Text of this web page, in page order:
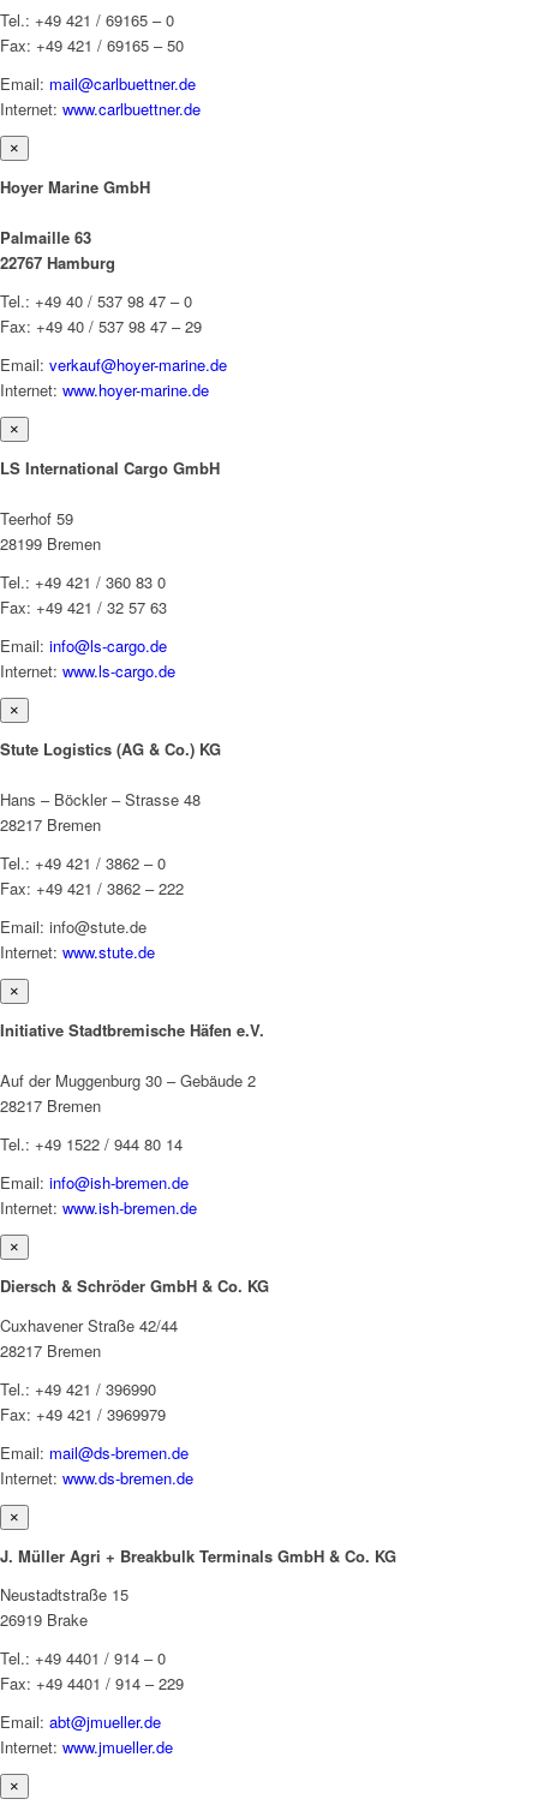
Tel.: +49 421 / 69165 – 0
Fax: +49 421 / 69165 – 50
Email: mail@carlbuettner.de
Internet: www.carlbuettner.de
×
Hoyer Marine GmbH
Palmaille 63
22767 Hamburg
Tel.: +49 40 / 537 98 47 – 0
Fax: +49 40 / 537 98 47 – 29
Email: verkauf@hoyer-marine.de
Internet: www.hoyer-marine.de
×
LS International Cargo GmbH
Teerhof 59
28199 Bremen
Tel.: +49 421 / 360 83 0
Fax: +49 421 / 32 57 63
Email: info@ls-cargo.de
Internet: www.ls-cargo.de
×
Stute Logistics (AG & Co.) KG
Hans – Böckler – Strasse 48
28217 Bremen
Tel.: +49 421 / 3862 – 0
Fax: +49 421 / 3862 – 222
Email: info@stute.de
Internet: www.stute.de
×
Initiative Stadtbremische Häfen e.V.
Auf der Muggenburg 30 – Gebäude 2
28217 Bremen
Tel.: +49 1522 / 944 80 14
Email: info@ish-bremen.de
Internet: www.ish-bremen.de
×
Diersch & Schröder GmbH & Co. KG
Cuxhavener Straße 42/44
28217 Bremen
Tel.: +49 421 / 396990
Fax: +49 421 / 3969979
Email: mail@ds-bremen.de
Internet: www.ds-bremen.de
×
J. Müller Agri + Breakbulk Terminals GmbH & Co. KG
Neustadtstraße 15
26919 Brake
Tel.: +49 4401 / 914 – 0
Fax: +49 4401 / 914 – 229
Email: abt@jmueller.de
Internet: www.jmueller.de
×